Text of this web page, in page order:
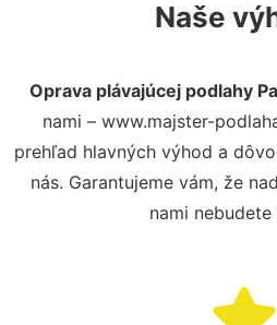
Naše
Oprava plávajúcej podlahy
nami – www.majster-
prehľad hlavných výhod a
nás. Garantujeme vám, že
nami